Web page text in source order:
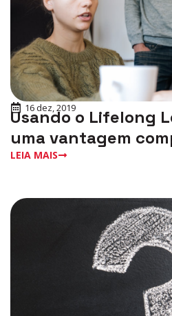
16 dez, 2019
Usando o Lifelong
uma vantagem
LEIA MAIS